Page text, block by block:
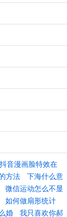
抖音漫画脸特效在
方法
下海什么意
微信运动怎么不显
如何做扇形统计
婚 我只喜欢你郝